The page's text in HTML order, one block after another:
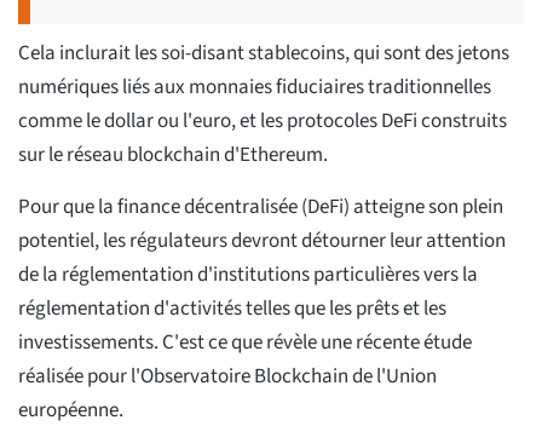
Cela inclurait les soi-disant stablecoins, qui sont des jetons
numériques liés aux monnaies fiduciaires traditionnelles
comme le dollar ou l'euro, et les protocoles DeFi construits
sur le réseau blockchain d'Ethereum.
Pour que la finance décentralisée (DeFi) atteigne son plein
potentiel, les régulateurs devront détourner leur attention
de la réglementation d'institutions particulières vers la
réglementation d'activités telles que les prêts et les
investissements. C'est ce que révèle une récente étude
réalisée pour l'Observatoire Blockchain de l'Union
européenne.